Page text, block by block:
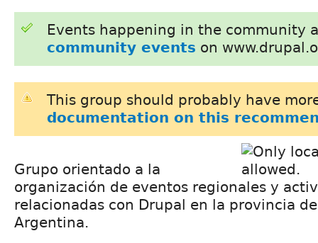
Events happening in the community
community events on
This group should probably have
documentation on this
Grupo orientado a la
organización de eventos regionales y
relacionadas con Drupal en la provincia
Argentina.